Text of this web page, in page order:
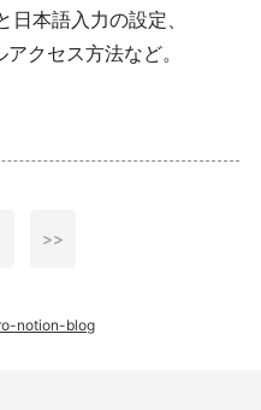
本語入力の設定、
クセス方法など。
>>
notion-blog